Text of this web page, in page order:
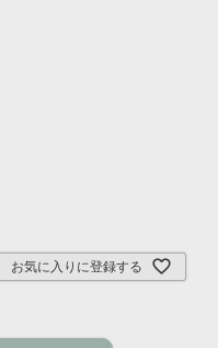
お気に入りに登録する